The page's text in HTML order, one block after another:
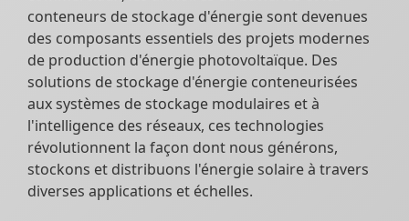
conteneurs de stockage d'énergie sont devenues
des composants essentiels des projets modernes
de production d'énergie photovoltaïque. Des
solutions de stockage d'énergie conteneurisées
aux systèmes de stockage modulaires et à
l'intelligence des réseaux, ces technologies
révolutionnent la façon dont nous générons,
stockons et distribuons l'énergie solaire à travers
diverses applications et échelles.